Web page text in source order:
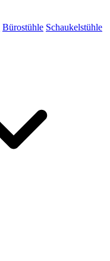
Bürostühle Schaukelstühle